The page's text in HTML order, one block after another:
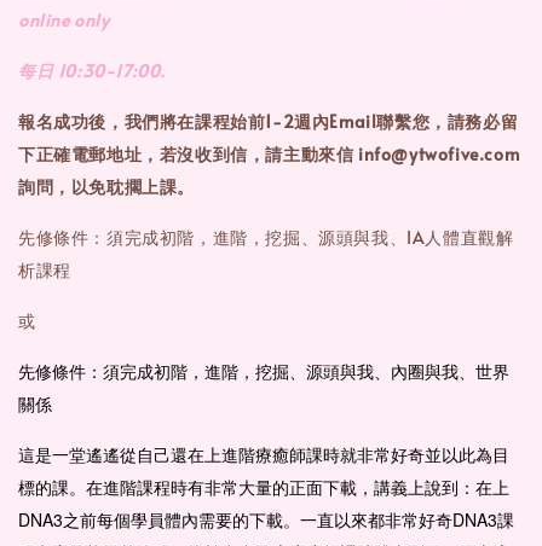
online only
每日 10:30-17:00.
報名成功後，我們將在課程始前1-2週內Email聯繫您，請務必留
下正確電郵地址， 若沒收到信，請主動來信 info@ytwofive.com
詢問，以免耽擱上課。
先修條件：須完成初階，進階，挖掘、源頭與我、IA人體直觀解
析課程
或
先修條件：須完成初階，進階，挖掘、源頭與我、內圈與我、世界
關係
這是一堂遙遙從自己還在上進階療癒師課時就非常好奇並以此為目
標的課。在進階課程時有非常大量的正面下載，講義上說到：在上
DNA3之前每個學員體內需要的下載。一直以來都非常好奇DNA3課